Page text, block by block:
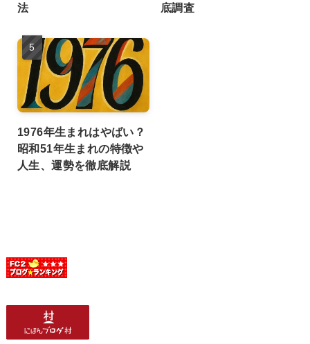
法
底調査
1976年生まれはやばい？
昭和51年生まれの特徴や
人生、運勢を徹底解説